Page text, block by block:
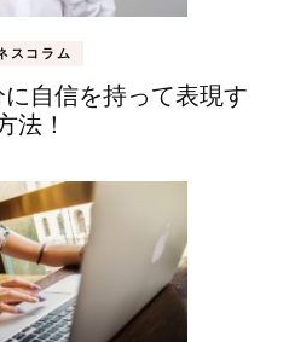
スコラム
自信を持って表現す
法！